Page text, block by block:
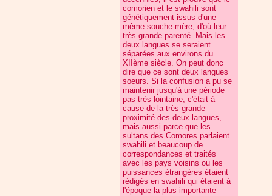
comorien et le swahili sont
génétiquement issus d'une
même souche-mère, d'où leur
très grande parenté. Mais les
deux langues se seraient
séparées aux environs du
XIIème siècle. On peut donc
dire que ce sont deux langues
soeurs. Si la confusion a pu se
maintenir jusqu'à une période
pas très lointaine, c'était à
cause de la très grande
proximité des deux langues,
mais aussi parce que les
sultans des Comores parlaient
swahili et beaucoup de
correspondances et traités
avec les pays voisins ou les
puissances étrangères étaient
rédigés en swahili qui étaient à
l'époque la plus importante